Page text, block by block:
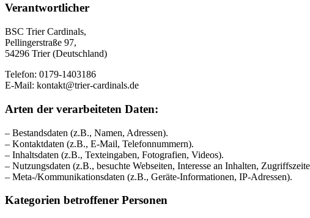
Verantwortlicher
BSC Trier Cardinals,
Pellingerstraße 97,
54296 Trier (Deutschland)
Telefon: 0179-1403186
E-Mail: kontakt@trier-cardinals.de
Arten der verarbeiteten Daten:
– Bestandsdaten (z.B., Namen, Adressen).
– Kontaktdaten (z.B., E-Mail, Telefonnummern).
– Inhaltsdaten (z.B., Texteingaben, Fotografien, Videos).
– Nutzungsdaten (z.B., besuchte Webseiten, Interesse an Inhalten,
– Meta-/Kommunikationsdaten (z.B., Geräte-Informationen, IP-Adressen).
Kategorien betroffener Personen